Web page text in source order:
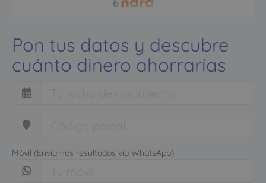
Pon tus datos y descubre
cuánto dinero ahorrarías
Móvil (Enviamos resultados vía WhatsApp)